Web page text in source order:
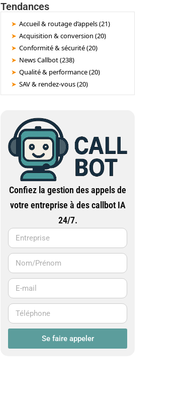
Tendances
Accueil & routage d’appels (21)
Acquisition & conversion (20)
Conformité & sécurité (20)
News Callbot (238)
Qualité & performance (20)
SAV & rendez-vous (20)
Confiez la gestion des appels de
votre entreprise à des callbot IA
24/7.
Se faire appeler